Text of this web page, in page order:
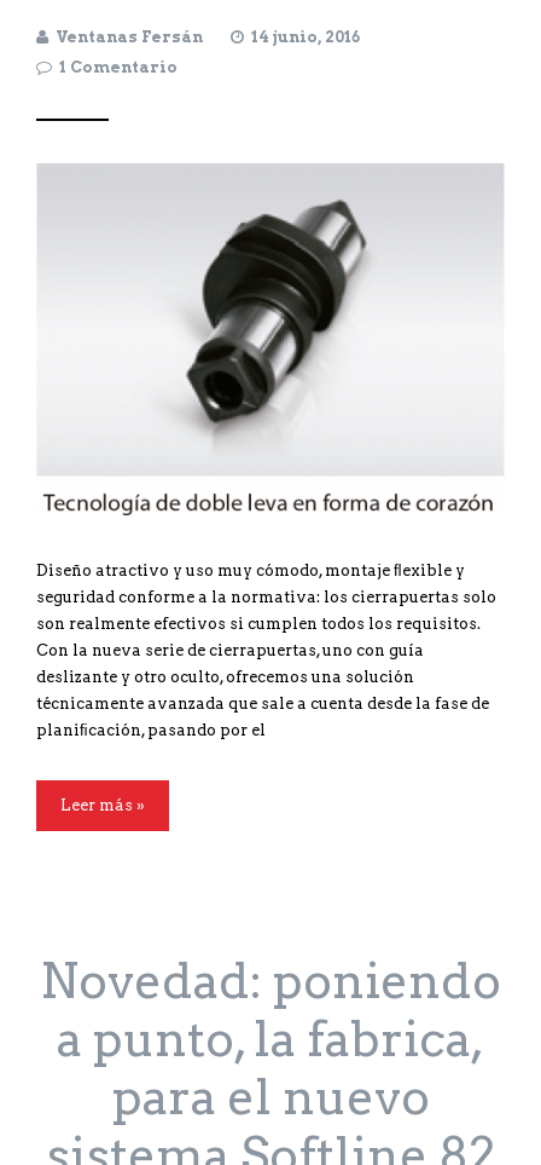
Ventanas Fersán
14 junio, 2016
1 Comentario
Diseño atractivo y uso muy cómodo, montaje ﬂexible y
seguridad conforme a la normativa: los cierrapuertas solo
son realmente efectivos si cumplen todos los requisitos.
Con la nueva serie de cierrapuertas, uno con guía
deslizante y otro oculto, ofrecemos una solución
técnicamente avanzada que sale a cuenta desde la fase de
planiﬁcación, pasando por el
Leer más »
Novedad: poniendo
a punto, la fabrica,
para el nuevo